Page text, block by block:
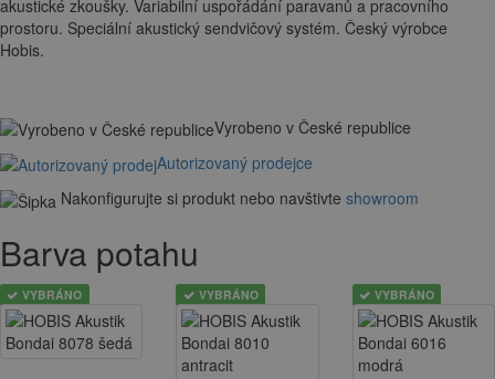
akustické zkoušky. Variabilní uspořádání paravanů a pracovního
prostoru. Speciální akustický sendvičový systém. Český výrobce
Hobis.
Vyrobeno v České republice
Autorizovaný prodejce
Nakonfigurujte si produkt nebo navštivte showroom
Barva potahu
VYBRÁNO VYBRÁNO VYBRÁNO